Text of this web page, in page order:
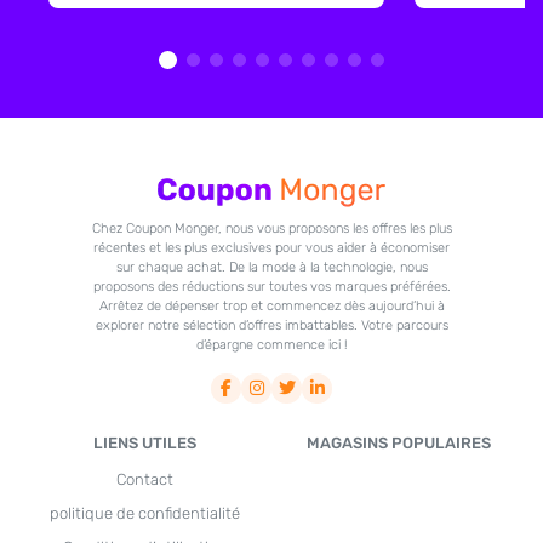
Chez Coupon Monger, nous vous proposons les offres les plus
récentes et les plus exclusives pour vous aider à économiser
sur chaque achat. De la mode à la technologie, nous
proposons des réductions sur toutes vos marques préférées.
Arrêtez de dépenser trop et commencez dès aujourd’hui à
explorer notre sélection d’offres imbattables. Votre parcours
d’épargne commence ici !
LIENS UTILES
Contact
politique de confidentialité
MAGASINS POPULAIRES